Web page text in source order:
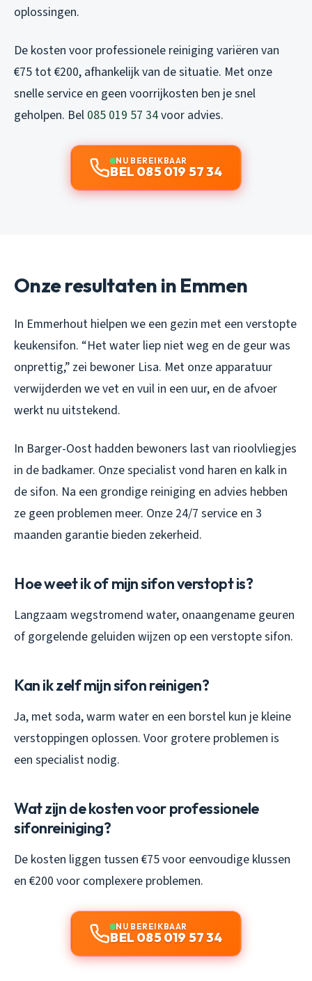
oplossingen.
De kosten voor professionele reiniging variëren van
€75 tot €200, afhankelijk van de situatie. Met onze
snelle service en geen voorrijkosten ben je snel
geholpen. Bel 085 019 57 34voor advies.
NU BEREIKBAAR
BEL 085 019 57 34
Onze resultaten in Emmen
In Emmerhout hielpen we een gezin met een verstopte
keukensifon. “Het water liep niet weg en de geur was
onprettig,” zei bewoner Lisa. Met onze apparatuur
verwijderden we vet en vuil in een uur, en de afvoer
werkt nu uitstekend.
In Barger-Oost hadden bewoners last van rioolvliegjes
in de badkamer. Onze specialist vond haren en kalk in
de sifon. Na een grondige reiniging en advies hebben
ze geen problemen meer. Onze 24/7 service en 3
maanden garantie bieden zekerheid.
Hoe weet ik of mijn sifon verstopt is?
Langzaam wegstromend water, onaangename geuren
of gorgelende geluiden wijzen op een verstopte sifon.
Kan ik zelf mijn sifon reinigen?
Ja, met soda, warm water en een borstel kun je kleine
verstoppingen oplossen. Voor grotere problemen is
een specialist nodig.
Wat zijn de kosten voor professionele
sifonreiniging?
De kosten liggen tussen €75 voor eenvoudige klussen
en €200 voor complexere problemen.
NU BEREIKBAAR
BEL 085 019 57 34